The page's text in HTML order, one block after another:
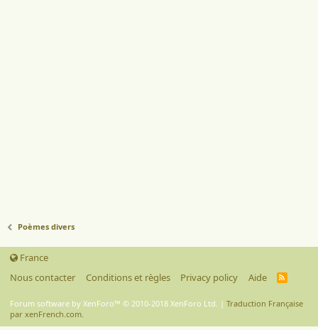
Poèmes divers
France
Nous contacter
Conditions et règles Privacy policy Aide
R
Forum software by XenForo™ © 2010-2018 XenForo Ltd. | Traduction Française
par xenFrench.com.